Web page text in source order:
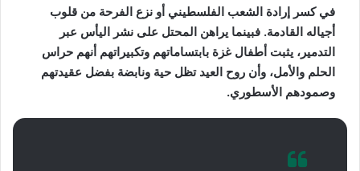
في كسر إرادة الشعب الفلسطيني أو نزع الفرحة من قلوب
أجياله القادمة. فبينما يراهن المحتل على نشر اليأس عبر
التدمير، يثبت أطفال غزة بابتساماتهم وتكبيراتهم أنهم حراس
الحلم والأمل، وأن روح العيد تظل حية ونابضة بفضل عقيدتهم
وصمودهم الأسطوري.